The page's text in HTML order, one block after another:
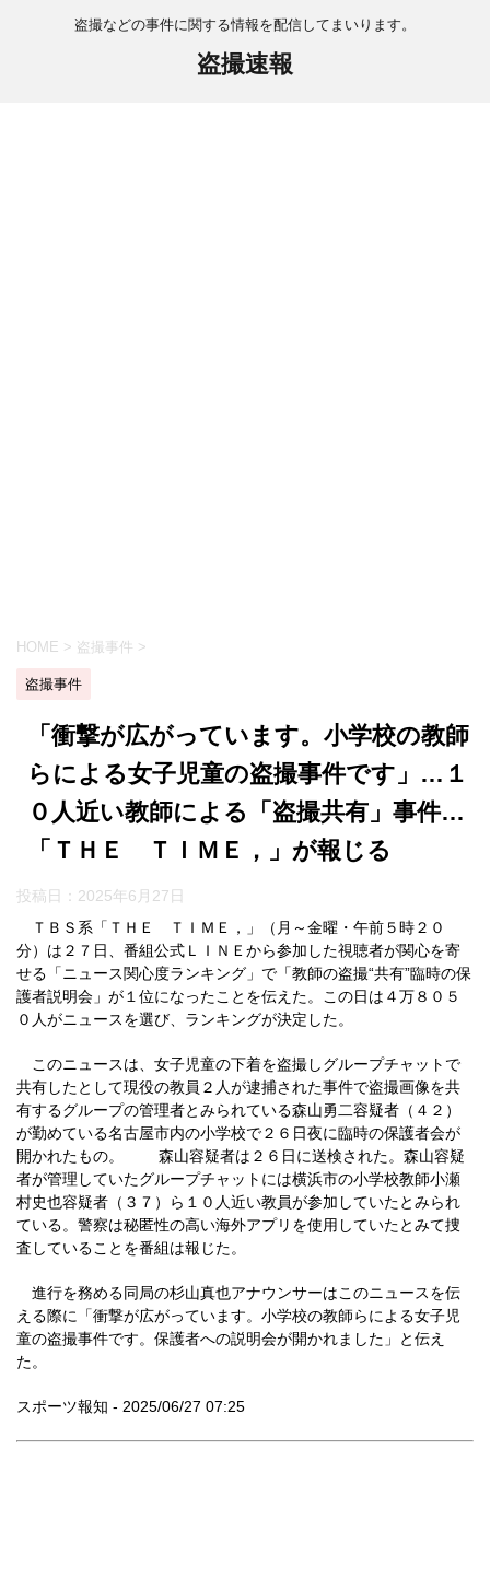
盗撮などの事件に関する情報を配信してまいります。
盗撮速報
HOME > 盗撮事件 >
盗撮事件
「衝撃が広がっています。小学校の教師
らによる女子児童の盗撮事件です」…１
０人近い教師による「盗撮共有」事件…
「ＴＨＥ ＴＩＭＥ，」が報じる
投稿日： 2025年6月27日
ＴＢＳ系「ＴＨＥ ＴＩＭＥ，」（月～金曜・午前５時２０
分）は２７日、番組公式ＬＩＮＥから参加した視聴者が関心を寄
せる「ニュース関心度ランキング」で「教師の盗撮“共有”臨時の保
護者説明会」が１位になったことを伝えた。この日は４万８０５
０人がニュースを選び、ランキングが決定した。
このニュースは、女子児童の下着を盗撮しグループチャットで
共有したとして現役の教員２人が逮捕された事件で盗撮画像を共
有するグループの管理者とみられている森山勇二容疑者（４２）
が勤めている名古屋市内の小学校で２６日夜に臨時の保護者会が
開かれたもの。 森山容疑者は２６日に送検された。森山容疑
者が管理していたグループチャットには横浜市の小学校教師小瀬
村史也容疑者（３７）ら１０人近い教員が参加していたとみられ
ている。警察は秘匿性の高い海外アプリを使用していたとみて捜
査していることを番組は報じた。
進行を務める同局の杉山真也アナウンサーはこのニュースを伝
える際に「衝撃が広がっています。小学校の教師らによる女子児
童の盗撮事件です。保護者への説明会が開かれました」と伝え
た。
スポーツ報知 - 2025/06/27 07:25